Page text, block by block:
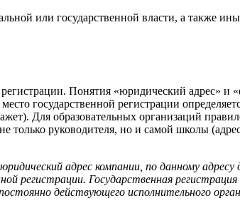
или государственной власти, а также
Понятия «юридический адрес» и
государственной регистрации
Для образовательных организаций
только руководителя, но и самой школы
адрес компании, по данному
регистрации. Государственная
действующего исполнительного